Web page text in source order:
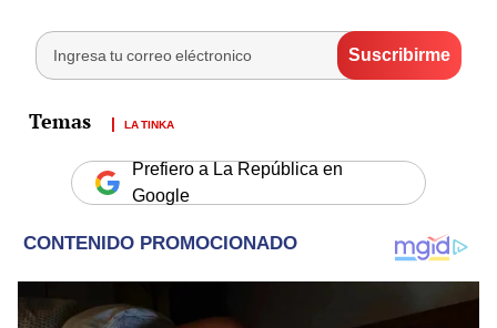
LA TINKA
Prefiero a La República en
Google